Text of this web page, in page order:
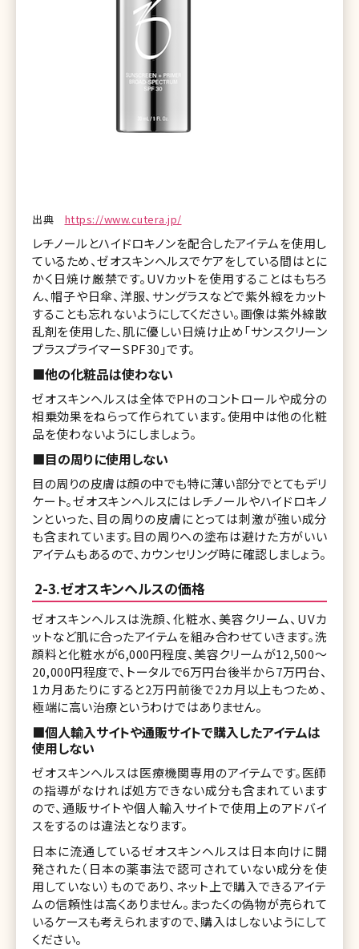
出典 https://www.cutera.jp/
レチノールとハイドロキノンを配合したアイテムを使用し
ているため、ゼオスキンヘルスでケアをしている間はとに
かく日焼け厳禁です。UVカットを使用することはもちろ
ん、帽子や日傘、洋服、サングラスなどで紫外線をカット
することも忘れないようにしてください。画像は紫外線散
乱剤を使用した、肌に優しい日焼け止め「サンスクリーン
プラスプライマーSPF30」です。
■他の化粧品は使わない
ゼオスキンヘルスは全体でPHのコントロールや成分の
相乗効果をねらって作られています。使用中は他の化粧
品を使わないようにしましょう。
■目の周りに使用しない
目の周りの皮膚は顔の中でも特に薄い部分でとてもデリ
ケート。ゼオスキンヘルスにはレチノールやハイドロキノ
ンといった、目の周りの皮膚にとっては刺激が強い成分
も含まれています。目の周りへの塗布は避けた方がいい
アイテムもあるので、カウンセリング時に確認しましょう。
2-3.ゼオスキンヘルスの価格
ゼオスキンヘルスは洗顔、化粧水、美容クリーム、UVカ
ットなど肌に合ったアイテムを組み合わせていきます。洗
顔料と化粧水が6,000円程度、美容クリームが12,500～
20,000円程度で、トータルで6万円台後半から7万円台、
1カ月あたりにすると2万円前後で2カ月以上もつため、
極端に高い治療というわけではありません。
■個人輸入サイトや通販サイトで購入したアイテムは
使用しない
ゼオスキンヘルスは医療機関専用のアイテムです。医師
の指導がなければ処方できない成分も含まれています
ので、通販サイトや個人輸入サイトで使用上のアドバイ
スをするのは違法となります。
日本に流通しているゼオスキンヘルスは日本向けに開
発された（日本の薬事法で認可されていない成分を使
用していない）ものであり、ネット上で購入できるアイテ
ムの信頼性は高くありません。まったくの偽物が売られて
いるケースも考えられますので、購入はしないようにして
ください。